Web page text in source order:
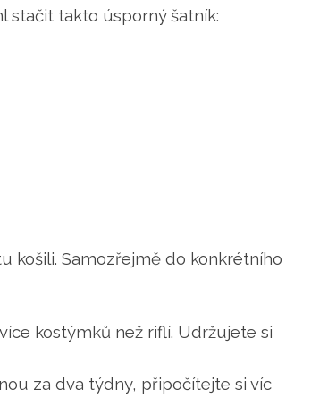
stačit takto úsporný šatník:
košili. Samozřejmě do konkrétního
kostýmků než riflí. Udržujete si
za dva týdny, připočítejte si víc